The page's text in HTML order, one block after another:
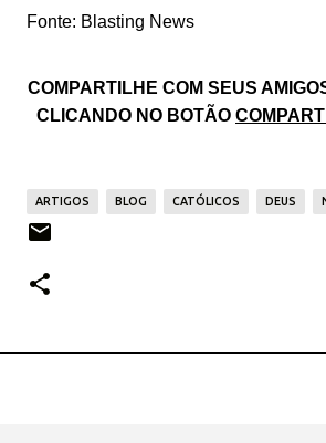
Fonte: Blasting News
COMPARTILHE COM SEUS
CLICANDO NO BOTÃO
ARTIGOS BLOG CATÓLICOS DEUS